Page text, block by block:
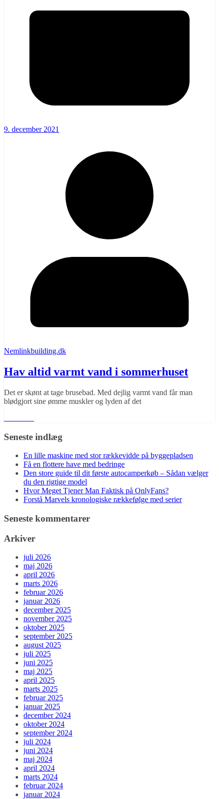
9. december 2021
Nemlinkbuilding.dk
Hav altid varmt vand i sommerhuset
Det er skønt at tage brusebad. Med dejlig varmt vand får man
blødgjort sine ømme muskler og lyden af det
Seneste indlæg
En lille maskine med stor rækkevidde på byggepladsen
Få en flottere have med bedringe
Den store guide til dit første autocamperkøb – Sådan vælger
du den rigtige model
Hvor Meget Tjener Man Faktisk på OnlyFans?
Forstå Marvels kronologiske rækkefølge med serier
Seneste kommentarer
Arkiver
juli 2026
maj 2026
april 2026
marts 2026
februar 2026
januar 2026
december 2025
november 2025
oktober 2025
september 2025
august 2025
juli 2025
juni 2025
maj 2025
april 2025
marts 2025
februar 2025
januar 2025
december 2024
oktober 2024
september 2024
juli 2024
juni 2024
maj 2024
april 2024
marts 2024
februar 2024
januar 2024